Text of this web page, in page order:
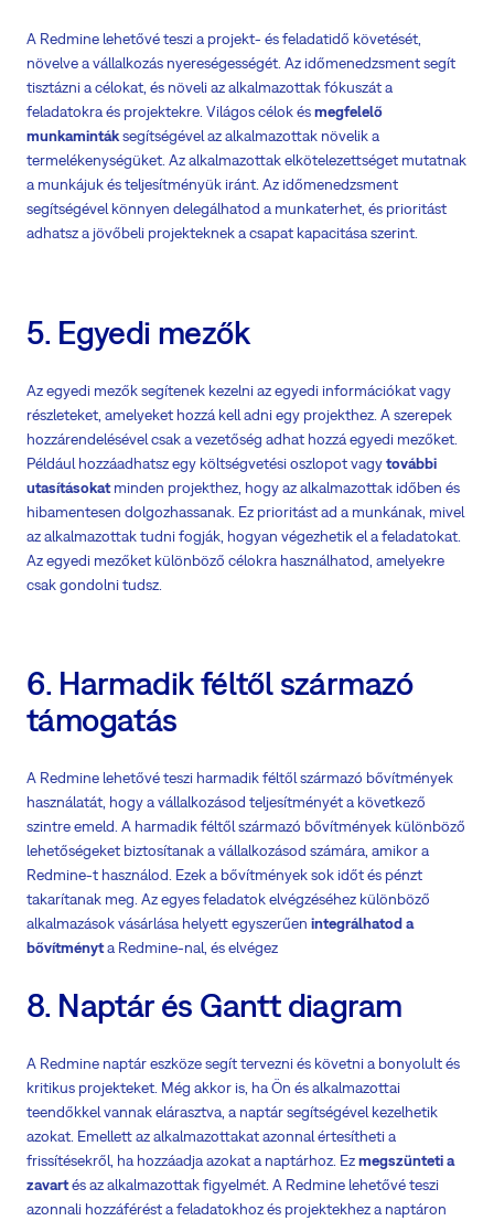
A Redmine lehetővé teszi a projekt- és feladatidő követését,
növelve a vállalkozás nyereségességét. Az időmenedzsment segít
tisztázni a célokat, és növeli az alkalmazottak fókuszát a
feladatokra és projektekre. Világos célok ésmegfelelő
munkamintáksegítségével az alkalmazottak növelik a
termelékenységüket. Az alkalmazottak elkötelezettséget mutatnak
a munkájuk és teljesítményük iránt. Az időmenedzsment
segítségével könnyen delegálhatod a munkaterhet, és prioritást
adhatsz a jövőbeli projekteknek a csapat kapacitása szerint.
5. Egyedi mezők
Az egyedi mezők segítenek kezelni az egyedi információkat vagy
részleteket, amelyeket hozzá kell adni egy projekthez. A szerepek
hozzárendelésével csak a vezetőség adhat hozzá egyedi mezőket.
Például hozzáadhatsz egy költségvetési oszlopot vagytovábbi
utasításokatminden projekthez, hogy az alkalmazottak időben és
hibamentesen dolgozhassanak. Ez prioritást ad a munkának, mivel
az alkalmazottak tudni fogják, hogyan végezhetik el a feladatokat.
Az egyedi mezőket különböző célokra használhatod, amelyekre
csak gondolni tudsz.
6. Harmadik féltől származó
támogatás
A Redmine lehetővé teszi harmadik féltől származó bővítmények
használatát, hogy a vállalkozásod teljesítményét a következő
szintre emeld. A harmadik féltől származó bővítmények különböző
lehetőségeket biztosítanak a vállalkozásod számára, amikor a
Redmine-t használod. Ezek a bővítmények sok időt és pénzt
takarítanak meg. Az egyes feladatok elvégzéséhez különböző
alkalmazások vásárlása helyett egyszerűen integrálhatod a
bővítményta Redmine-nal, és elvégez
8. Naptár és Gantt diagram
A Redmine naptár eszköze segít tervezni és követni a bonyolult és
kritikus projekteket. Még akkor is, ha Ön és alkalmazottai
teendőkkel vannak elárasztva, a naptár segítségével kezelhetik
azokat. Emellett az alkalmazottakat azonnal értesítheti a
frissítésekről, ha hozzáadja azokat a naptárhoz. Ezmegszünteti a
zavartés az alkalmazottak figyelmét. A Redmine lehetővé teszi
azonnali hozzáférést a feladatokhoz és projektekhez a naptáron